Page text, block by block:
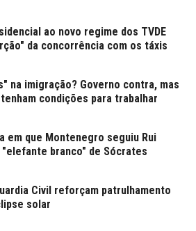
ao novo regime dos TVDE
da concorrência com os táxis
na imigração? Governo contra, mas
condições para trabalhar
em que Montenegro seguiu Rui
branco" de Sócrates
Civil reforçam patrulhamento
solar